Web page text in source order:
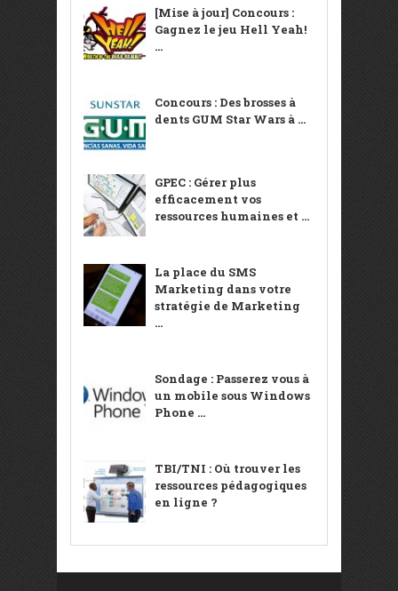
[Mise à jour] Concours :
Gagnez le jeu Hell Yeah!
...
Concours : Des brosses à
dents GUM Star Wars à ...
GPEC : Gérer plus
efficacement vos
ressources humaines et ...
La place du SMS
Marketing dans votre
stratégie de Marketing
...
Sondage : Passerez vous à
un mobile sous Windows
Phone ...
TBI/TNI : Où trouver les
ressources pédagogiques
en ligne ?